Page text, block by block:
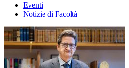
Eventi
Notizie di Facoltà